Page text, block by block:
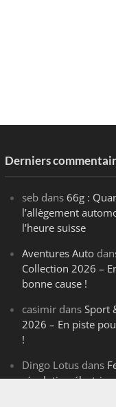
Derniers
seb dans66g :
l’allègement
l’heure suisse
Aventures Auto
Collection 2026 –
bonne cause !
casimir dansSport
2026 – En piste
!
Dingo Lotus dans
révolution